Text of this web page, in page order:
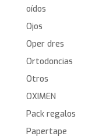
oídos
Ojos
Oper dres
Ortodoncias
Otros
OXIMEN
Pack regalos
Papertape